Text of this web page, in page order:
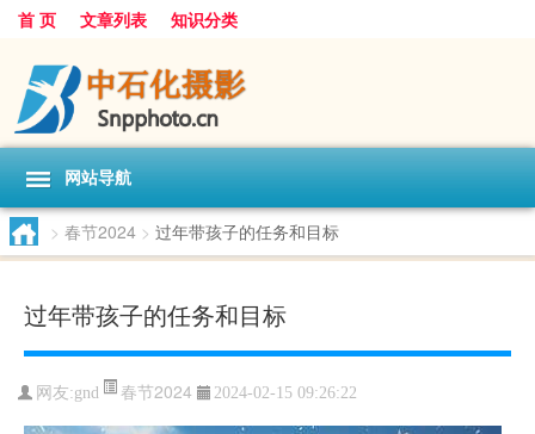
首 页 文章列表 知识分类
网站导航
> 春节2024 > 过年带孩子的任务和目标
过年带孩子的任务和目标
网友:gnd 春节2024 2024-02-15 09:26:22